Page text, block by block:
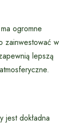
ogromne
zainwestować w
lepszą
jest dokładna